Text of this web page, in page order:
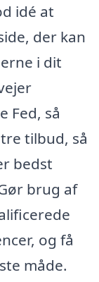
idé at
der kan
i dit
Fed, så
tilbud, så
bedst
brug af
og få
måde.